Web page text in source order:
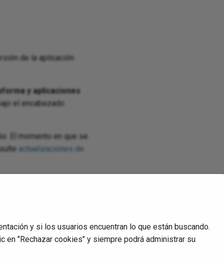
de la aplicación
y aplicaciones
el encabezado
El momento en que se
actualizaciones de
y si los usuarios encuentran lo que están buscando.
en "Rechazar cookies" y siempre podrá administrar su